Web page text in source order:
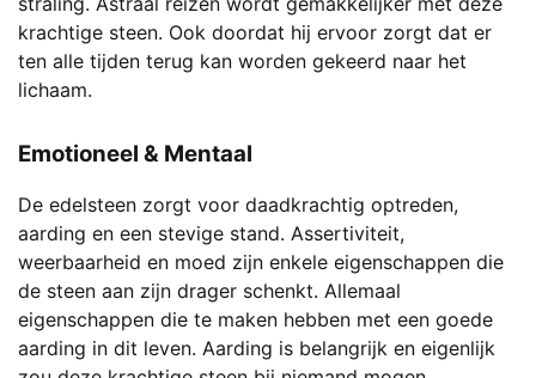
krachtige steen. Ook doordat hij ervoor zorgt dat er
ten alle tijden terug kan worden gekeerd naar het
lichaam.
Emotioneel & Mentaal
De edelsteen zorgt voor daadkrachtig optreden,
aarding en een stevige stand. Assertiviteit,
weerbaarheid en moed zijn enkele eigenschappen die
de steen aan zijn drager schenkt. Allemaal
eigenschappen die te maken hebben met een goede
aarding in dit leven. Aarding is belangrijk en eigenlijk